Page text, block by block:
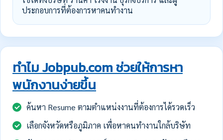
ประกอบการที่ต้องการหาคนทำงาน
ทำไม Jobpub.com ช่วยให้การหา
พนักงานง่ายขึ้น
ค้นหา Resume ตามตำแหน่งงานที่ต้องการได้รวดเร็ว
เลือกจังหวัดหรือภูมิภาค เพื่อหาคนทำงานใกล้บริษัท